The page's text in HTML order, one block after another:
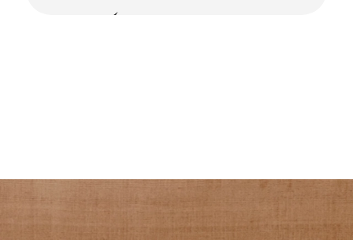
Touchbediening